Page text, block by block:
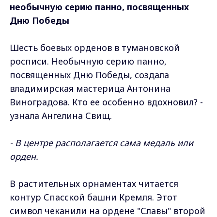
необычную серию панно, посвященных
Дню Победы
Шесть боевых орденов в тумановской
росписи. Необычную серию панно,
посвященных Дню Победы, создала
владимирская мастерица Антонина
Виноградова. Кто ее особенно вдохновил? -
узнала Ангелина Свищ.
- В центре располагается сама медаль или
орден.
В растительных орнаментах читается
контур Спасской башни Кремля. Этот
символ чеканили на ордене "Славы" второй